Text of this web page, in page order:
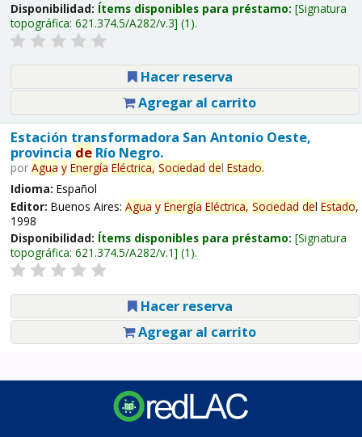
Disponibilidad: Ítems disponibles para préstamo: Signatura
topográfica: 621.374.5/A282/v.3 (1).
Hacer reserva
Agregar al carrito
Estación transformadora San Antonio Oeste,
provincia deRío Negro.
por Agua y Energía Eléctrica, Sociedad del Estado.
Idioma: Español
Editor: Buenos Aires: Agua y Energía Eléctrica, Sociedad del Estado,
1998
Disponibilidad: Ítems disponibles para préstamo: Signatura
topográfica: 621.374.5/A282/v.1 (1).
Hacer reserva
Agregar al carrito